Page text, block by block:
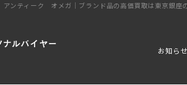
アンティーク オメガ｜ブランド品の高価買取は東京銀座
ナルバイヤー
お知らせ